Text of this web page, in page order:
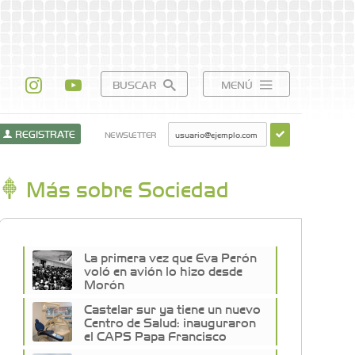
BUSCAR MENÚ
REGISTRATE NEWSLETTER
Más sobre Sociedad
La primera vez que Eva Perón
voló en avión lo hizo desde
Morón
Castelar sur ya tiene un nuevo
Centro de Salud: inauguraron
el CAPS Papa Francisco